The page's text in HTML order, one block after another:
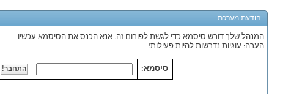
הודעת מערכת
המנהל שלך דורש סיסמא כדי לגשת לפורום זה. אנא הכנס את הסיסמא עכשיו.
הערה: עוגיות נדרשות להיות פעילות!
סיסמא: